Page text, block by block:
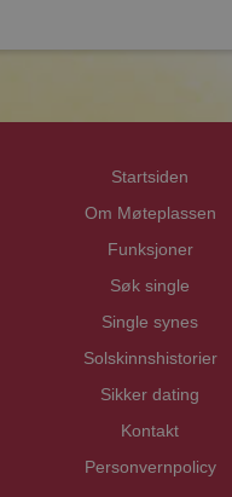
Startsiden
Om Møteplassen
Funksjoner
Søk single
Single synes
Solskinnshistorier
Sikker dating
Kontakt
Personvernpolicy